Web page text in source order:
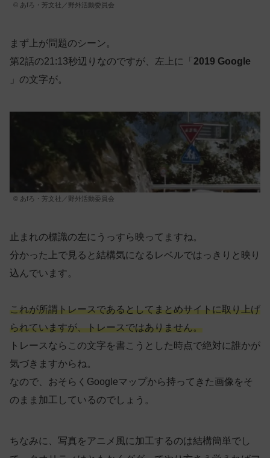
© あfろ・芳文社／野外活動委員会
まず上が問題のシーン。
第2話の21:13秒辺りなのですが、左上に「 2019 Google
」の文字が。
© あfろ・芳文社／野外活動委員会
止まれの標識の左にうっすら映ってますね。
分かった上で見ると結構気になるレベルではっきりと映り
込んでいます。
これが所謂トレースであるとしてまとめサイトに取り上げ
られていますが、トレースではありません。
トレースならこの文字を書こうとした時点で絶対に誰かが
気づきますからね。
なので、おそらくGoogleマップから持ってきた画像をそ
のまま加工しているのでしょう。
ちなみに、写真をアニメ風に加工するのは結構簡単でし